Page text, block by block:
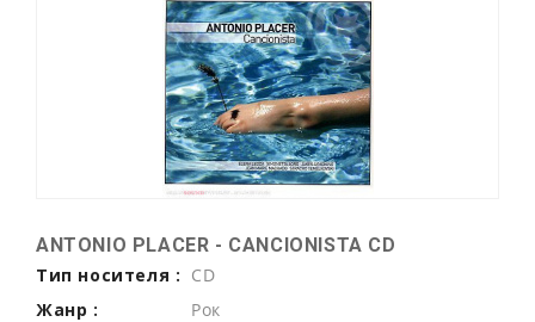
ANTONIO PLACER - CANCIONISTA CD
Тип носителя : CD
Жанр :
Рок